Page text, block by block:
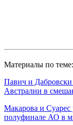
Материалы по теме:
Павич и
Австралии в
Макарова и
полуфинале АО в